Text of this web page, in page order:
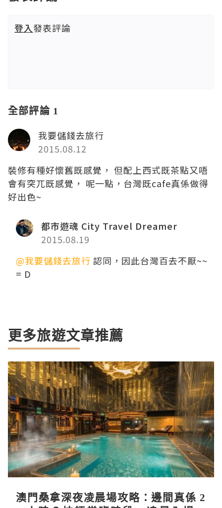
登入發表評論
全部評論 1
我要儲錢去旅行
2015.08.12
裝修有種好懷舊既感覺， 但配上西式既茶點又唔
會有突兀既感覺， 呢一點，台灣既cafe真係做得
好出色~
都市遊魂 City Travel Dreamer
2015.08.19
@我要儲錢去旅行 認同，因此台灣百去不厭~~
= D
更多旅遊文章推薦
澳門桑拿深夜凌晨場攻略：邊間真係 2